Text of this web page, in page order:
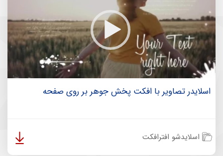
اسلایدر تصاویر با افکت پخش جوهر بر روی صفحه
اسلایدشو افترافکت